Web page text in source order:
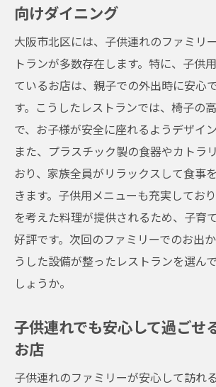
向けダイニング
大阪市北区には、子供連れのファミリ
トランが多数存在します。特に、子供
ているお店は、親子での外出時に安心
す。こうしたレストランでは、椅子の
で、お子様が安全に座れるようデザイ
また、プラスチック製の食器やカトラ
おり、家族全員がリラックスして食事
きます。子供用メニューも充実してお
を考えた料理が提供されるため、子育
好評です。次回のファミリーでのお出
うした設備が整ったレストランを選ん
しょうか。
子供連れでも安心して過ごせ
お店
子供連れのファミリーが安心して訪れ